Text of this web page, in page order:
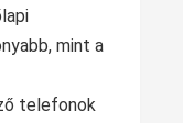
mint a
telefonok